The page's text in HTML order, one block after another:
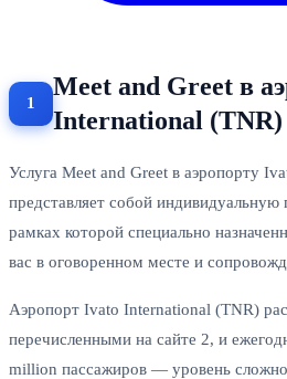
Meet and Greet в
International (TNR)
Услуга Meet and Greet в аэропорту
представляет собой
рамках которой специально
вас в оговоренном месте и
Аэропорт Ivato International (TNR)
перечисленными на сайте 2, и
million пассажиров — уровень